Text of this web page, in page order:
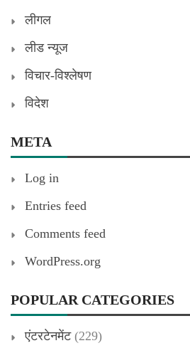
लीगल
लीड न्यूज
विचार-विश्लेषण
विदेश
META
Log in
Entries feed
Comments feed
WordPress.org
POPULAR CATEGORIES
एंटरटेनमेंट(229)